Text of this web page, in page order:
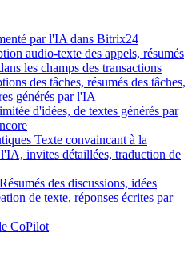
par l'IA dans Bitrix24
audio-texte des appels, résumés
les champs des transactions
des tâches, résumés des tâches,
générés par l'IA
d'idées, de textes générés par
Texte convaincant à la
invites détaillées, traduction de
Résumés des discussions, idées
de texte, réponses écrites par
CoPilot